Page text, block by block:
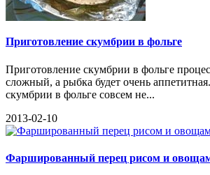
Приготовление скумбрии в фольге
Приготовление скумбрии в фольге
сложный, а рыбка будет очень
скумбрии в фольге совсем не...
2013-02-10
Фаршированный перец рисом и